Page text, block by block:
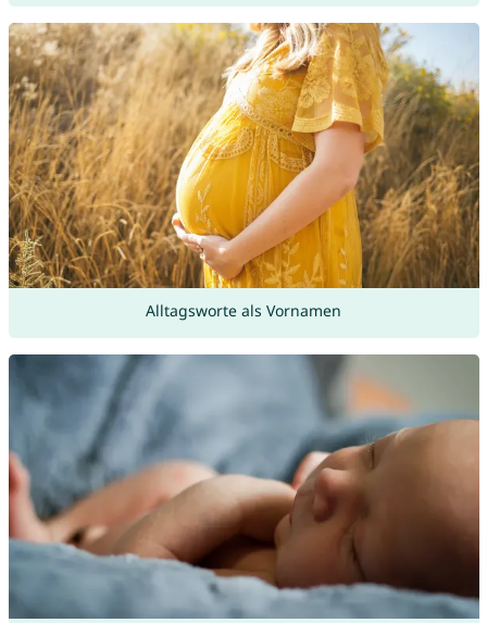
Alltagsworte als Vornamen